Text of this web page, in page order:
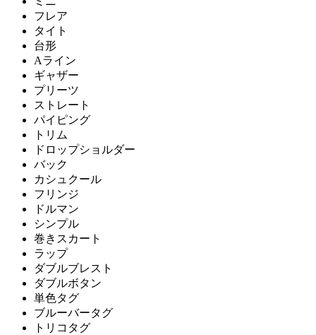
フレア
タイト
台形
Aライン
ギャザー
プリーツ
ストレート
パイピング
トリム
ドロップショルダー
バック
カシュクール
フリンジ
ドルマン
シンプル
巻きスカート
ラップ
ダブルブレスト
ダブルボタン
単色タグ
ブルーバータグ
トリコタグ